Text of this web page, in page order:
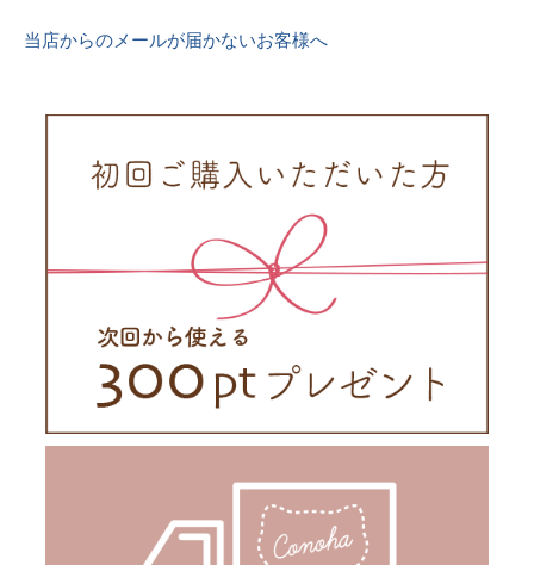
当店からのメールが届かないお客様へ